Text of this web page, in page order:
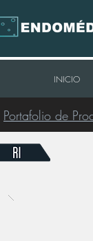
INICIO
Portafolio de